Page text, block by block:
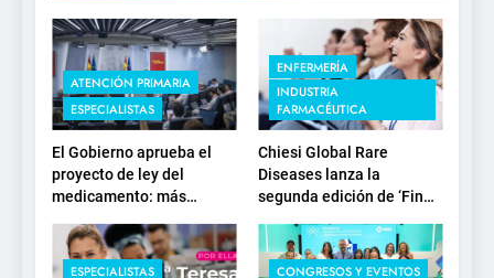
ATENCIÓN PRIMARIA
ESPECIALISTAS
El Gobierno aprueba el
proyecto de ley del
medicamento: más
estratégica y
modernización para el
ENFERMERÍA
INDUSTRIA
FARMACÉUTICA
Chiesi Global Rare
Diseases lanza la
segunda edición de ‘Find
investigación en
enfermedades de
ESPECIALISTAS CONGRESOS Y EVENTOS